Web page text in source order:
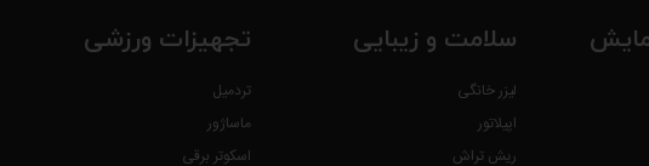
سلامت و زیبایی
لیزر خانگی
اپیلاتور
ریش تراش
تجهیزات ورزشی
تردمیل
ماساژور
اسکوتر برقی